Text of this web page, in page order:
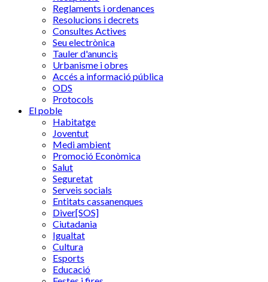
Reglaments i ordenances
Resolucions i decrets
Consultes Actives
Seu electrònica
Tauler d'anuncis
Urbanisme i obres
Accés a informació pública
ODS
Protocols
El poble
Habitatge
Joventut
Medi ambient
Promoció Econòmica
Salut
Seguretat
Serveis socials
Entitats cassanenques
Diver[SOS]
Ciutadania
Igualtat
Cultura
Esports
Educació